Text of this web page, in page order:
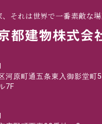
、それは世界で一番素敵な
河原町通五条東入御影堂町5
7F